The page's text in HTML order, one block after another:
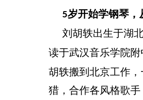
5岁开始学钢琴，
刘胡轶出生于湖
读于武汉音乐学院
胡轶搬到北京工作
猎，合作各风格歌